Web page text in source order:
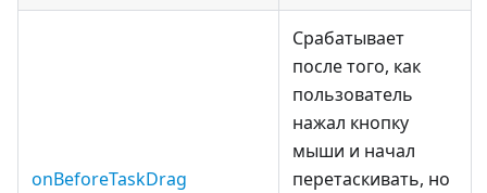
onBeforeTaskDrag
Срабатывает
после того, как
пользователь
нажал кнопку
мыши и начал
перетаскивать, но